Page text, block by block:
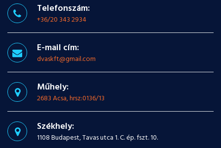
Telefonszám:
+36/20 343 2934
E-mail cím:
dvaskft@gmail.com
Műhely:
2683 Acsa, hrsz:0136/13
Székhely:
1108 Budapest, Tavas utca 1. C. ép. fszt. 10.